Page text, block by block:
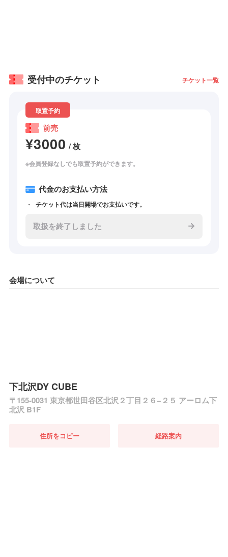
受付中のチケット チケット一覧
取置予約
前売
¥3000 / 枚
※会員登録なしでも取置予約ができます。
代金のお支払い方法
チケット代は当日開場でお支払いです。
取扱を終了しました
会場について
下北沢DY CUBE
〒155-0031 東京都世田谷区北沢２丁目２６−２５ アーロム下
北沢 B1F
住所をコピー 経路案内